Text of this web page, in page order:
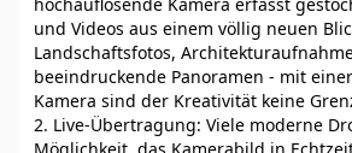
und Videos aus einem völlig neuen
Landschaftsfotos,
beeindruckende Panoramen - mit
Kamera sind der Kreativität keine
2. Live-Übertragung: Viele moderne